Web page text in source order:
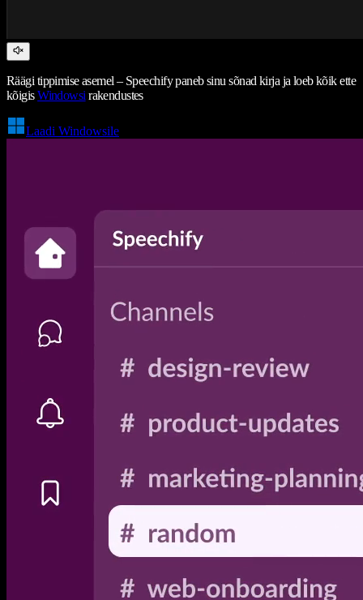
Räägi tippimise asemel – Speechify paneb sinu sõnad kirja ja loeb kõik ette
kõigisWindowsi rakendustes
Laadi Windowsile